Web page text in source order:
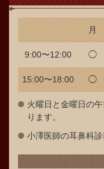
月
9:00〜12:00 ◯
15:00〜18:00 ◯
火曜日と金曜日の
ります。
小澤医師の耳鼻科